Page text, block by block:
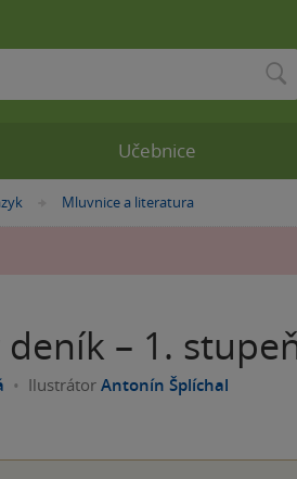
»
Mluvnice a literatura
– 1.
Ilustrátor Antonín Šplíchal
Učebnice